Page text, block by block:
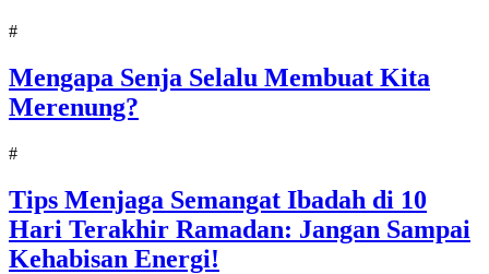
#
Mengapa Senja Selalu Membuat Kita
Merenung?
#
Tips Menjaga Semangat Ibadah di 10
Hari Terakhir Ramadan: Jangan Sampai
Kehabisan Energi!